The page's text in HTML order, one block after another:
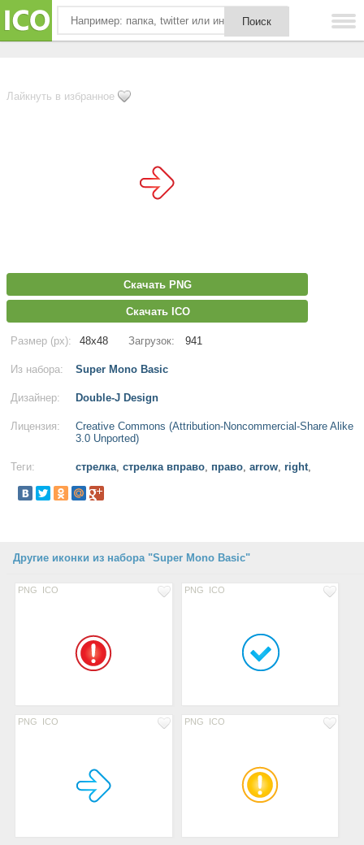
Лайкнуть в избранное
Скачать PNG
Скачать ICO
Размер (px): 48x48 Загрузок: 941
Из набора: Super Mono Basic
Дизайнер: Double-J Design
Лицензия:
Creative Commons (Attribution-Noncommercial-Share Alike
3.0 Unported)
Теги: стрелка, стрелка вправо, право, arrow, right,
Другие иконки из набора "Super Mono Basic"
PNG ICO PNG ICO
PNG ICO PNG ICO